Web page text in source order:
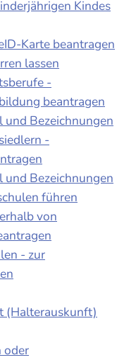
Kindes
Karte beantragen
lassen
-
beantragen
und Bezeichnungen
-
und Bezeichnungen
führen
von
- zur
(Halterauskunft)
oder